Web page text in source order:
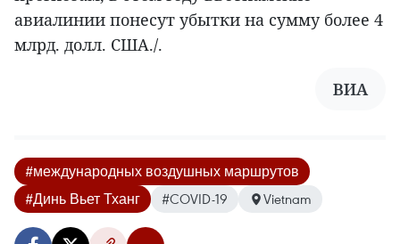
авиалинии понесут убытки на сумму более 4
млрд. долл. США./.
ВИА
#международных воздушных маршрутов
#Динь Вьет Тханг
#COVID-19 Vietnam